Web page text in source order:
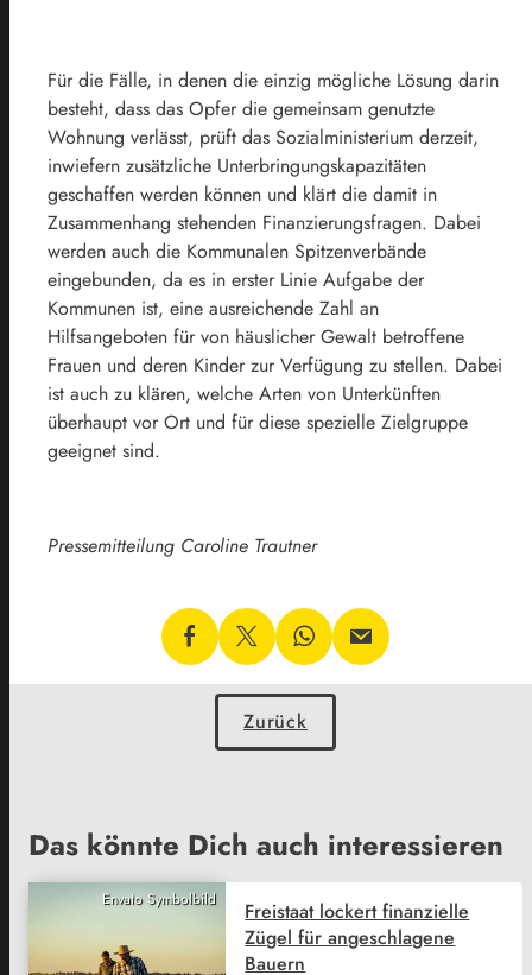
Für die Fälle, in denen die einzig mögliche Lösung darin
besteht, dass das Opfer die gemeinsam genutzte
Wohnung verlässt, prüft das Sozialministerium derzeit,
inwiefern zusätzliche Unterbringungskapazitäten
geschaffen werden können und klärt die damit in
Zusammenhang stehenden Finanzierungsfragen. Dabei
werden auch die Kommunalen Spitzenverbände
eingebunden, da es in erster Linie Aufgabe der
Kommunen ist, eine ausreichende Zahl an
Hilfsangeboten für von häuslicher Gewalt betroffene
Frauen und deren Kinder zur Verfügung zu stellen. Dabei
ist auch zu klären, welche Arten von Unterkünften
überhaupt vor Ort und für diese spezielle Zielgruppe
geeignet sind.
Pressemitteilung Caroline Trautner
Zurück
Das könnte Dich auch interessieren
Envato Symbolbild
Freistaat lockert finanzielle
Zügel für angeschlagene
Bauern